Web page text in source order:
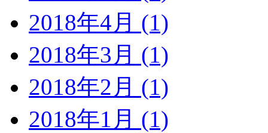
2018年4月 (1)
2018年3月 (1)
2018年2月 (1)
2018年1月 (1)